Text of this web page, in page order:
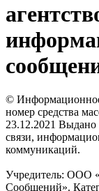
©
номер средства
23.12.2021 Выдано
связи,
коммуникаций.
Учредитель: ООО
Сообщений».